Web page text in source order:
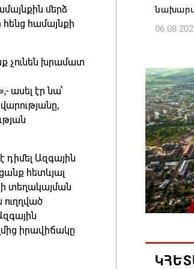
մերձ
հենց համայնքի
չունեն խրամատ
ասել էր նա՝
դիմել Ազգային
հետևյալ
տեղակայման
իրավիճակը